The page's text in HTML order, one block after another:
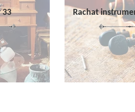
33 Rachat